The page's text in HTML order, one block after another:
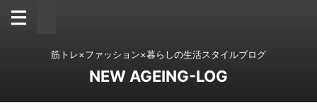
筋トレ×ファッション×暮らしの生活スタイルブログ
NEW AGEING-LOG